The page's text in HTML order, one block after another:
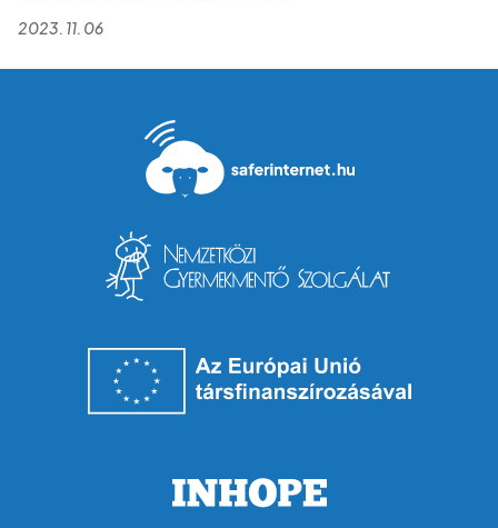
2023. 11. 06